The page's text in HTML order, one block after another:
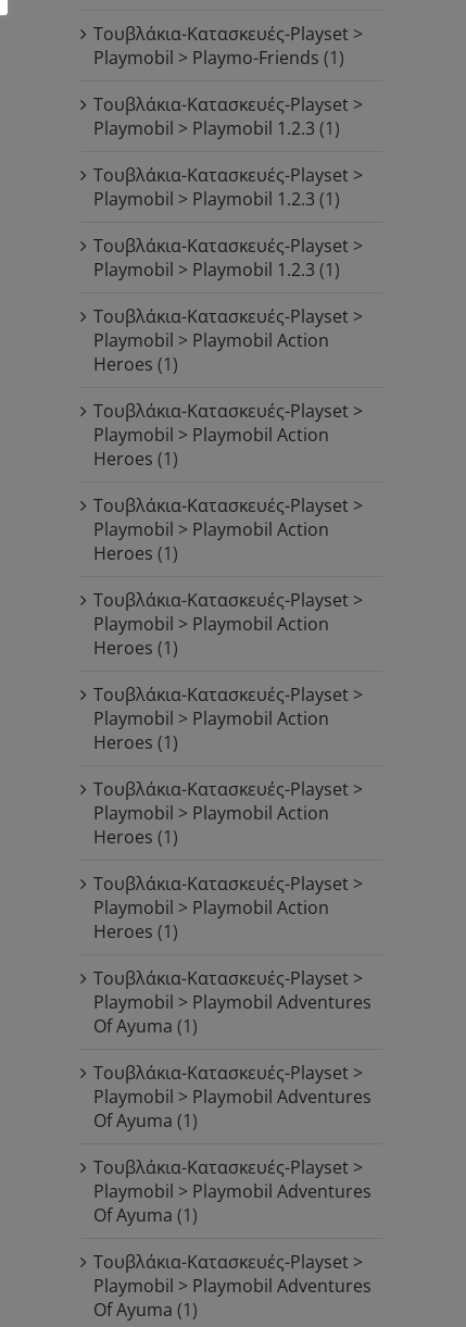
Τουβλάκια-Κατασκευές-Playset >
Playmobil > Playmo-Friends (1)
Τουβλάκια-Κατασκευές-Playset >
Playmobil > Playmobil 1.2.3 (1)
Τουβλάκια-Κατασκευές-Playset >
Playmobil > Playmobil 1.2.3 (1)
Τουβλάκια-Κατασκευές-Playset >
Playmobil > Playmobil 1.2.3 (1)
Τουβλάκια-Κατασκευές-Playset >
Playmobil > Playmobil Action
Heroes (1)
Τουβλάκια-Κατασκευές-Playset >
Playmobil > Playmobil Action
Heroes (1)
Τουβλάκια-Κατασκευές-Playset >
Playmobil > Playmobil Action
Heroes (1)
Τουβλάκια-Κατασκευές-Playset >
Playmobil > Playmobil Action
Heroes (1)
Τουβλάκια-Κατασκευές-Playset >
Playmobil > Playmobil Action
Heroes (1)
Τουβλάκια-Κατασκευές-Playset >
Playmobil > Playmobil Action
Heroes (1)
Τουβλάκια-Κατασκευές-Playset >
Playmobil > Playmobil Action
Heroes (1)
Τουβλάκια-Κατασκευές-Playset >
Playmobil > Playmobil Adventures
Of Ayuma (1)
Τουβλάκια-Κατασκευές-Playset >
Playmobil > Playmobil Adventures
Of Ayuma (1)
Τουβλάκια-Κατασκευές-Playset >
Playmobil > Playmobil Adventures
Of Ayuma (1)
Τουβλάκια-Κατασκευές-Playset >
Playmobil > Playmobil Adventures
Of Ayuma (1)